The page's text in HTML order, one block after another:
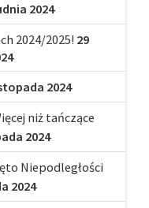
2024
2024/2025! 29
2024
niż tańczące
2024
Niepodległości
2024